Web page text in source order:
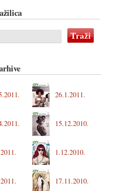
26.1.2011.
15.12.2010.
1.12.2010.
17.11.2010.